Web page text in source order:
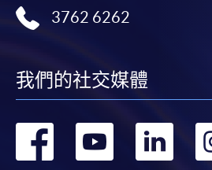
3762 6262
我們的社交媒體
轉
轉
轉